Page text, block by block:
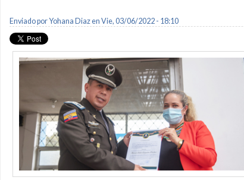
Enviado porYohana Diazen Vie, 03/06/2022 - 18:10